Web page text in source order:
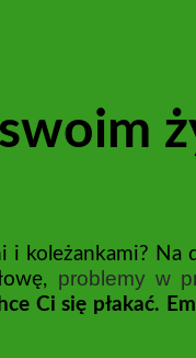
i koleżankami? Na
problemy w
Ci się płakać.